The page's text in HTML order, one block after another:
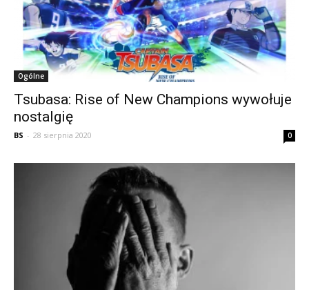
Ogólne
Tsubasa: Rise of New Champions wywołuje
nostalgię
BS - 28 sierpnia 2020 0